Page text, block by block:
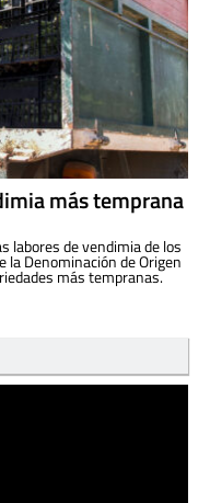
más temprana
labores de vendimia de los
la Denominación de Origen
más tempranas.